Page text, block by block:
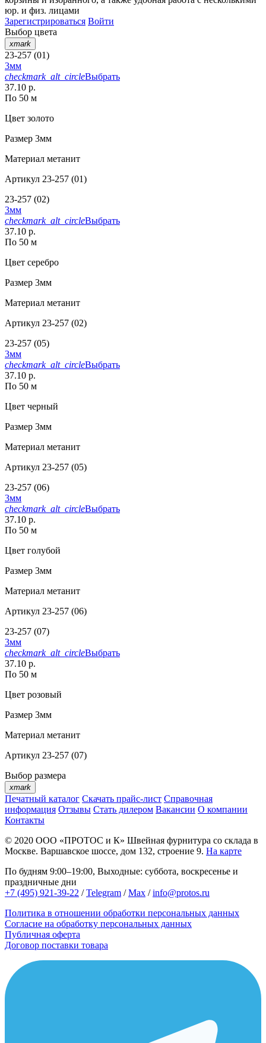
юр. и физ. лицами
Зарегистрироваться Войти
Выбор цвета
xmark
23-257 (01)
3мм
checkmark_alt_circleВыбрать
37.10 р.
По 50 м
Цвет золото
Размер 3мм
Материал метанит
Артикул 23-257 (01)
23-257 (02)
3мм
checkmark_alt_circleВыбрать
37.10 р.
По 50 м
Цвет серебро
Размер 3мм
Материал метанит
Артикул 23-257 (02)
23-257 (05)
3мм
checkmark_alt_circleВыбрать
37.10 р.
По 50 м
Цвет черный
Размер 3мм
Материал метанит
Артикул 23-257 (05)
23-257 (06)
3мм
checkmark_alt_circleВыбрать
37.10 р.
По 50 м
Цвет голубой
Размер 3мм
Материал метанит
Артикул 23-257 (06)
23-257 (07)
3мм
checkmark_alt_circleВыбрать
37.10 р.
По 50 м
Цвет розовый
Размер 3мм
Материал метанит
Артикул 23-257 (07)
Выбор размера
xmark
Печатный каталог Скачать прайс-лист Справочная
информация Отзывы Стать дилером Вакансии О компании
Контакты
© 2020 ООО «ПРОТОС и К» Швейная фурнитура со склада в
Москве. Варшавское шоссе, дом 132, строение 9. На карте
По будням 9:00–19:00, Выходные: суббота, воскресенье и
праздничные дни
+7 (495) 921-39-22 /Telegram /Max /info@protos.ru
Политика в отношении обработки персональных данных
Согласие на обработку персональных данных
Публичная оферта
Договор поставки товара